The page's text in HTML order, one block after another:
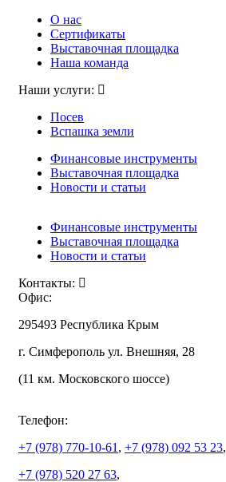
О нас
Сертификаты
Выставочная площадка
Наша команда
Наши услуги:
Посев
Вспашка земли
Финансовые инструменты
Выставочная площадка
Новости и статьи
Финансовые инструменты
Выставочная площадка
Новости и статьи
Контакты:
Офис:
295493 Республика Крым
г. Симферополь ул. Внешняя, 28
(11 км. Московского шоссе)
Телефон:
+7 (978) 770-10-61 , +7 (978) 092 53 23,
+7 (978) 520 27 63,